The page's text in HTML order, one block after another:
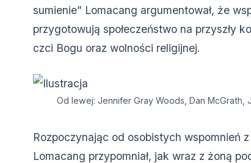
sumienie” Lomacang argumentował, że
przygotowują społeczeństwo na przyszły
czci Bogu oraz wolności religijnej.
Od lewej: Jennifer Gray Woods, Dan McGrath,
Rozpoczynając od osobistych wspomnień z
Lomacang przypomniał, jak wraz z żoną